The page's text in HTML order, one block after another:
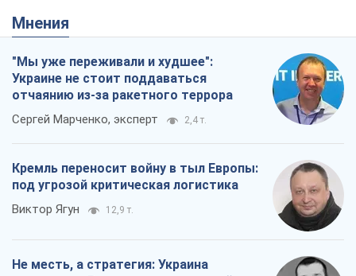
Мнения
"Мы уже переживали и худшее":
Украине не стоит поддаваться
отчаянию из-за ракетного террора
Сергей Марченко, эксперт 2,4 т.
Кремль переносит войну в тыл Европы:
под угрозой критическая логистика
Виктор Ягун 12,9 т.
Не месть, а стратегия: Украина